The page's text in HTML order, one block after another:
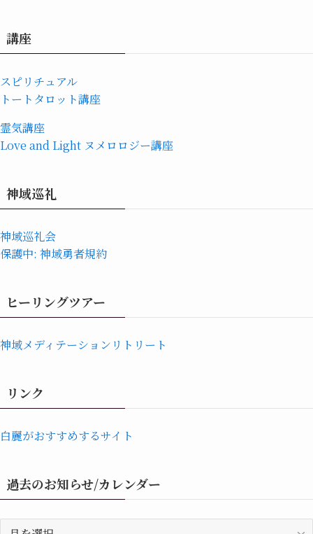
講座
スピリチュアル
トートタロット講座
霊気講座
Love and Light ヌメロロジー講座
神域巡礼
神域巡礼会
保護中: 神域勇者規約
ヒーリングツアー
神域メディテーションリトリート
リンク
白麗がおすすめするサイト
過去のお知らせ/カレンダー